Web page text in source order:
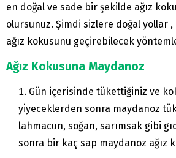
en doğal ve sade bir şekilde ağız
olursunuz. Şimdi sizlere doğal yollar
ağız kokusunu geçirebilecek
Ağız Kokusuna Maydanoz
Gün içerisinde tükettiğiniz ve
yiyeceklerden sonra maydanoz
lahmacun, soğan, sarımsak gibi
sonra bir kaç sap maydanoz ağız